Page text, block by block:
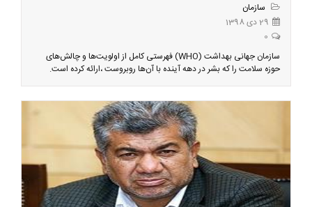
سازمان
29 دی 1398
0
سازمان جهانی بهداشت (WHO) فهرستی کامل از اولویت‌ها و چالش‌های
حوزه سلامت را که بشر در دهه آینده با آن‌ها روبروست ،ارائه کرده است.